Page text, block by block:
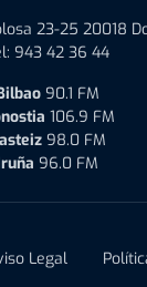
23-25 20018
943 42 36 44
90.1 FM
106.9 FM
98.0 FM
96.0 FM
Legal